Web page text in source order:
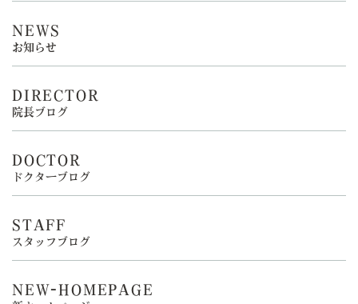
NEWS
お知らせ
DIRECTOR
院長ブログ
DOCTOR
ドクターブログ
STAFF
スタッフブログ
NEW-HOMEPAGE